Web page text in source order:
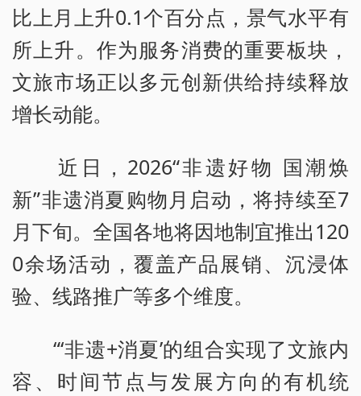
比上月上升0.1个百分点，景气水平有
所上升。作为服务消费的重要板块，
文旅市场正以多元创新供给持续释放
增长动能。
近日，2026“非遗好物 国潮焕
新”非遗消夏购物月启动，将持续至7
月下旬。全国各地将因地制宜推出120
0余场活动，覆盖产品展销、沉浸体
验、线路推广等多个维度。
“‘非遗+消夏’的组合实现了文旅内
容、时间节点与发展方向的有机统